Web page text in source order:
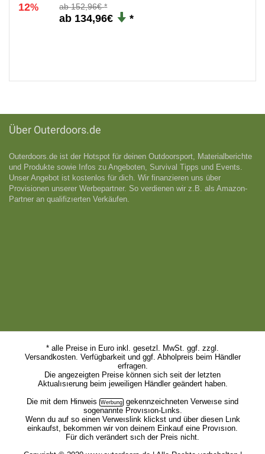
12% 152,96€
134,96€
Über Outerdoors.de
Outerdoors.de ist der Hotspot für deinen Outdoorsport, Materialberichte
und Produkte sowie Infos zu Angeboten, Survival Tipps und Events.
Unser Angebot ist kostenlos für dich. Wir finanzieren uns über
Provisionen unserer Werbepartner. So verdienen wir z.B. als Amazon-
Partner an qualifizıerten Verkäufen.
* alle Preise in Euro inkl. gesetzl. MwSt. ggf. zzgl.
Versandkosten. Verfügbarkeit und ggf. Abholpreis beim Händler
erfragen.
Die angezeigten Preise können sich seit der letzten
Aktualısıerung beim jeweiligen Händler geändert haben.
Die mit dem Hinweis
gekennzeichneten Verweıse sind
sogenannte Provısıon-Lınks.
Wenn du auf so einen Verweıslink klickst und über diesen Lınk
einkaufst, bekommen wir von deinem Einkauf eine Provısıon.
Für dich verändert sıch der Preis nicht.